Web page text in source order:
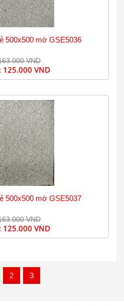
500x500 mờ GSE5036
VND
125.000 VND
500x500 mờ GSE5037
VND
125.000 VND
2 3